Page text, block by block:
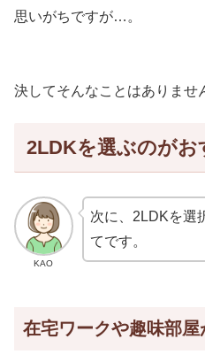
思いがちですが…。
決してそんなことはありませ
2LDKを選ぶのがお
KAO
次に、2LDKを選
てです。
在宅ワークや趣味部屋